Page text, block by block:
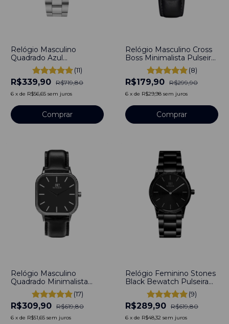
Relógio Masculino
Quadrado Azul
Minimalista Field Link
Blue Fundo Azul Pulseira
Prata 40mm Aço
Inoxidável banhado a
titânio
(11)
R$339,90 R$719,80
6 x de R$56,65 sem juros
Comprar
Relógio Masculino Cross
Boss Minimalista Pulseira
Couro 45mm Aço
Inoxidável banhado a
titânio
(8)
R$179,90 R$299,90
6 x de R$29,98 sem juros
Comprar
Relógio Masculino
Quadrado Minimalista
Square Monterey Pulseira
Couro Preto 40mm - Aço
Inoxidável banhado a
titânio
(17)
R$309,90 R$619,80
6 x de R$51,65 sem juros
Relógio Feminino Stones
Black Bewatch Pulseira
Aço Inoxidável 40mm
(9)
R$289,90 R$619,80
6 x de R$48,32 sem juros